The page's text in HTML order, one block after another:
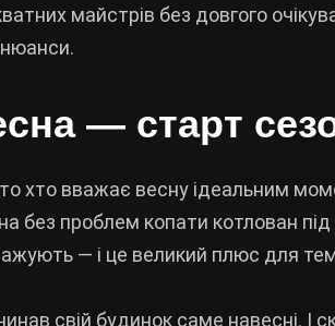
майстрів без довгого
нюанси.
— старт
хто вважає весну ідеальним
без проблем копати котлован
— і це великий плюс для
свій будинок саме навесні. І